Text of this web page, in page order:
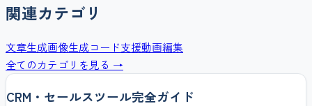
関連カテゴリ
文章生成画像生成コード支援動画編集
全てのカテゴリを見る →
CRM・セールスツール完全ガイド